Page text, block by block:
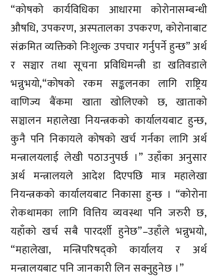
“कोषको कार्यविधिका आधारमा कोरोनासम्बन्धी
औषधि, उपकरण, अस्पतालका उपकरण, कोरोनाबाट
संक्रमित व्यक्तिको निःशुल्क उपचार गर्नुपर्ने हुन्छ” अर्थ
र सञ्चार तथा सूचना प्रविधिमन्त्री डा खतिवडाले
भन्नुभयो,“कोषको रकम सङ्कलनका लागि राष्ट्रिय
वाणिज्य बैंकमा खाता खोलिएको छ, खाताको
सञ्चालन महालेखा नियन्त्रकको कार्यालयबाट हुन्छ,
कुनै पनि निकायले कोषको खर्च गर्नका लागि अर्थ
मन्त्रालयलाई लेखी पठाउनुपर्छ ।” उहाँका अनुसार
अर्थ मन्त्रालयले आदेश दिएपछि मात्र महालेखा
नियन्त्रकको कार्यालयबाट निकासा हुन्छ । “कोरोना
रोकथामका लागि वित्तिय व्यवस्था पनि जरुरी छ,
यहाँको खर्च सबै पारदर्शी हुनेछ”–उहाँले भन्नुभयो,
“महालेखा, मन्त्रिपरिषद्को कार्यालय र अर्थ
मन्त्रालयबाट पनि जानकारी लिन सक्नुहुनेछ ।”